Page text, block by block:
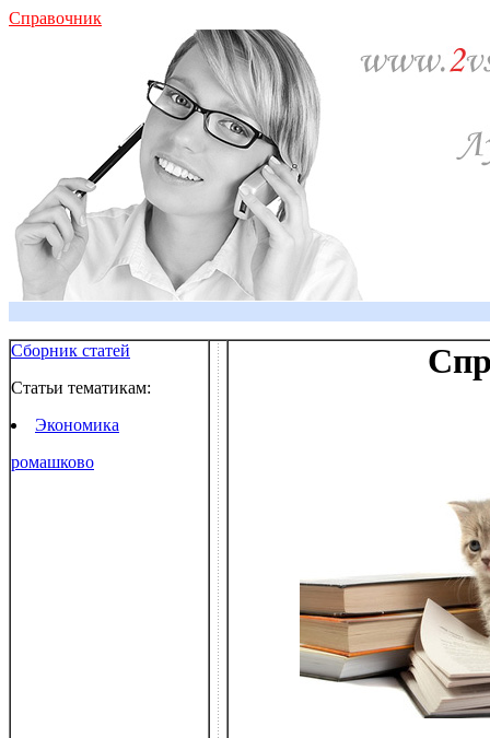
Справочник
Сборник статей
Статьи тематикам:
Экономика
ромашково